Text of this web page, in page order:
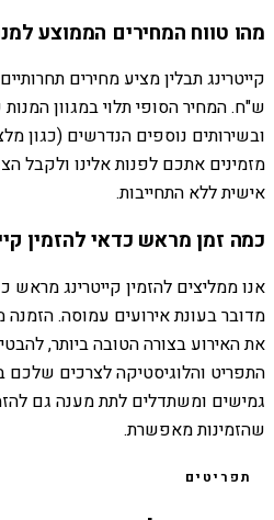
מהו טווח המחירים הממוצע
ש"ח. המחיר הסופי תלוי במגוון
ובשירותים נוספים הנדרשים (כגון
מזמינים אתכם לפנות אלינו ולקבל
אישית ללא התחייבות.
כמה זמן מראש כדאי להזמין
אנו ממליצים להזמין קייטרינג
מדובר בעונת אירועים עמוסה.
את האירוע בצורה הטובה ביותר,
התפריט והלוגיסטיקה לצרכים
גמישים ומשתדלים לתת מענה גם
שהזמינות מאפשרת.
תפריטים